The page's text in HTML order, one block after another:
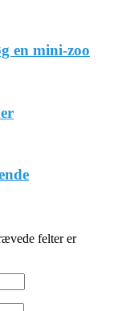
en mini-zoo
felter er